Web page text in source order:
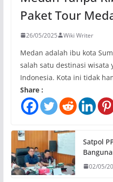
Paket Tour
26/05/2025 Wiki Writer
Medan adalah ibu kota
salah satu destinasi wisata
Indonesia. Kota ini tidak
Share :
Satpol
02/05/